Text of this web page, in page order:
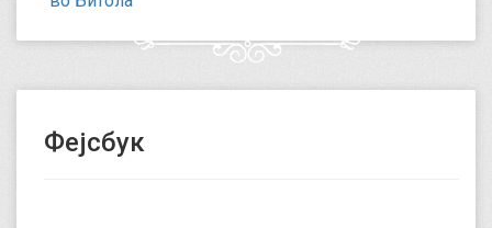
Фејсбук